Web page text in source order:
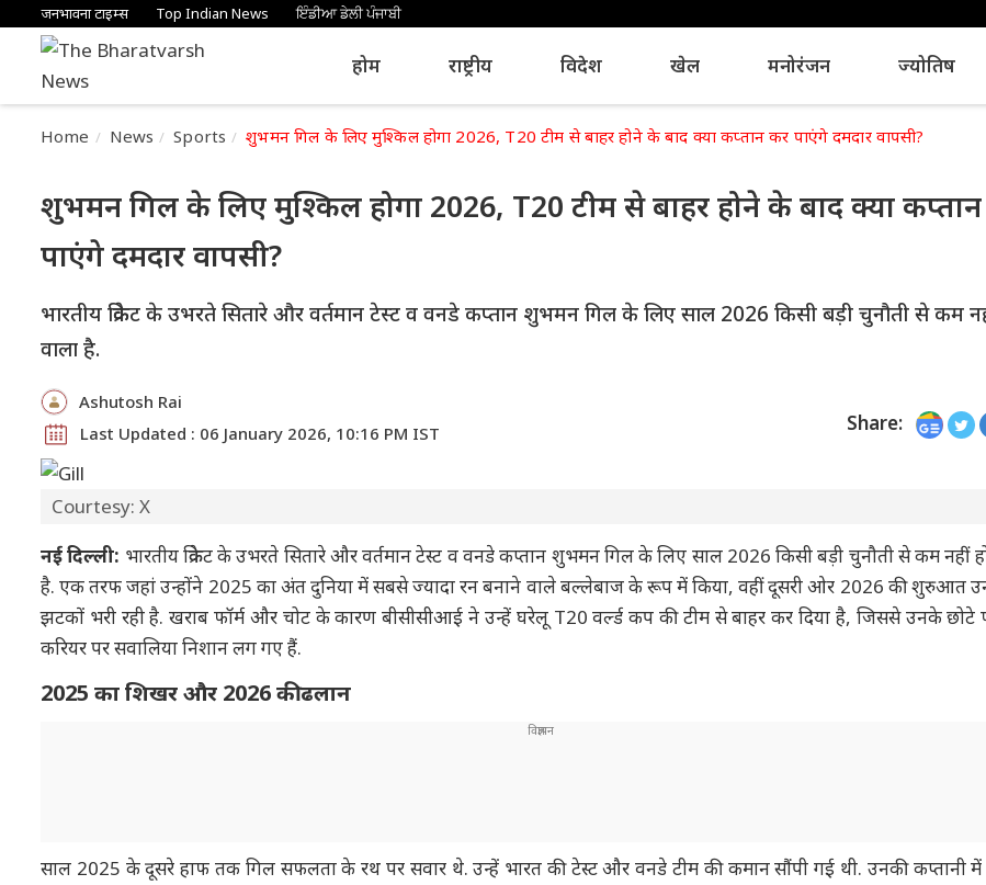
जनभावना टाइम्स Top Indian News ਇੰਡੀਆ ਡੇਲੀ ਪੰਜਾਬੀ
होम राष्ट्रीय विदेश खेल मनोरंजन ज्योतिष
Home News Sports शुभमन गिल के लिए मुश्किल होगा 2026, T20 टीम से बाहर होने के बाद क्या कप्तान कर पाएंगे दमदार वापसी?
शुभमन गिल के लिए मुश्किल होगा 2026, T20 टीम से बाहर होने के बाद क्या
पाएंगे दमदार वापसी?
भारतीय क्रिकेट के उभरते सितारे और वर्तमान टेस्ट व वनडे कप्तान शुभमन गिल के लिए साल 2026 किसी बड़ी चुनौती से कम
वाला है.
Ashutosh Rai
Last Updated : 06 January 2026, 10:16 PM IST
Share:
Courtesy: X
नई दिल्ली: भारतीय क्रिकेट के उभरते सितारे और वर्तमान टेस्ट व वनडे कप्तान शुभमन गिल के लिए साल 2026 किसी बड़ी चुनौती से कम नहीं
है. एक तरफ जहां उन्होंने 2025 का अंत दुनिया में सबसे ज्यादा रन बनाने वाले बल्लेबाज के रूप में किया, वहीं दूसरी ओर 2026 की शुरुआत
झटकों भरी रही है. खराब फॉर्म और चोट के कारण बीसीसीआई ने उन्हें घरेलू T20 वर्ल्ड कप की टीम से बाहर कर दिया है, जिससे उनके छोटे
करियर पर सवालिया निशान लग गए हैं.
2025 का शिखर और 2026 की ढलान
साल 2025 के दूसरे हाफ तक गिल सफलता के रथ पर सवार थे. उन्हें भारत की टेस्ट और वनडे टीम की कमान सौंपी गई थी. उनकी कप्तानी में